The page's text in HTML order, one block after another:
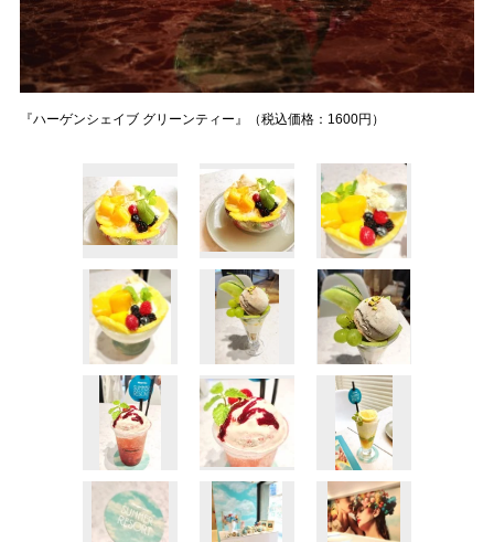
『ハーゲンシェイブ グリーンティー』（税込価格：1600円）